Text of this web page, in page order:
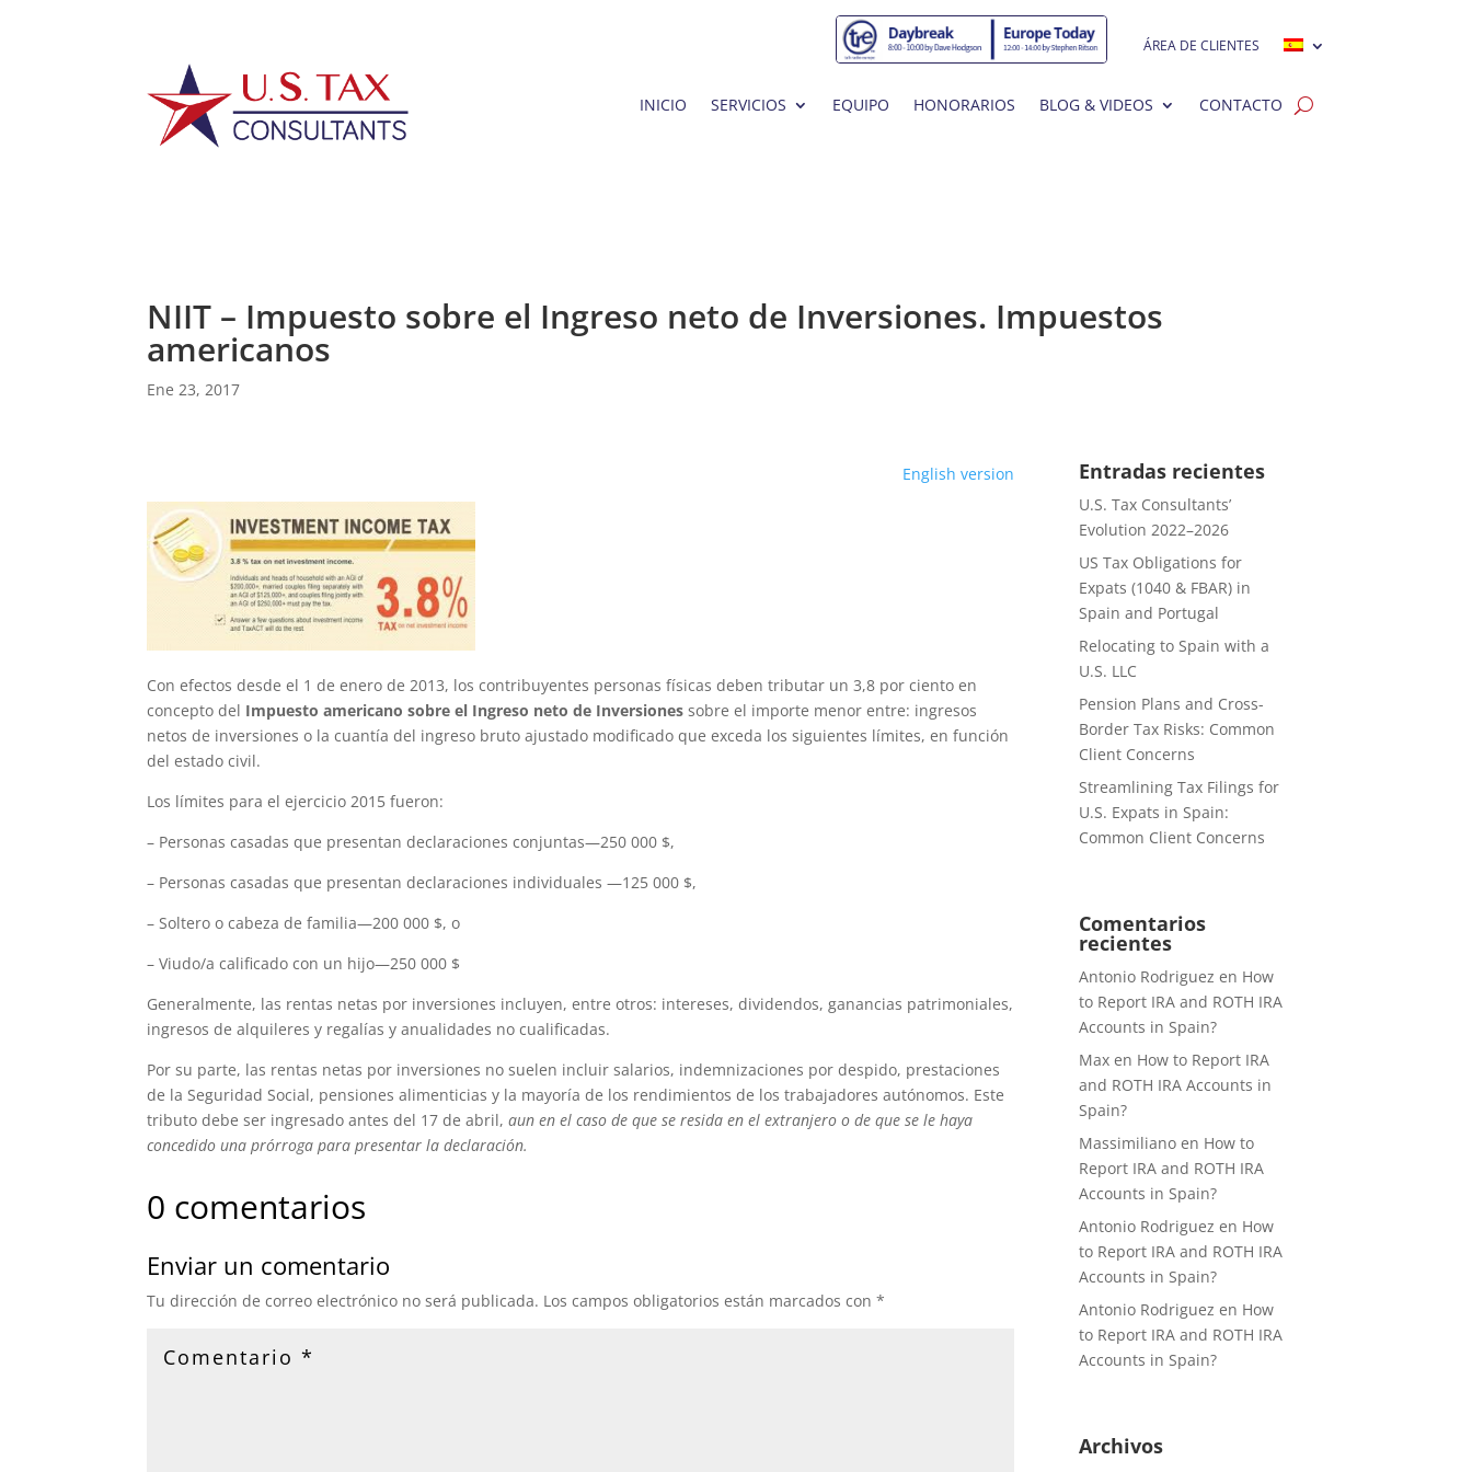
ÁREA DE CLIENTES
INICIO SERVICIOS EQUIPO HONORARIOS BLOG & VIDEOS CONTACTO
NIIT – Impuesto sobre el Ingreso neto de Inversiones. Impuestos
americanos
Ene 23, 2017
English version
Con efectos desde el 1 de enero de 2013, los contribuyentes personas físicas deben tributar un 3,8 por ciento en
concepto del Impuesto americano sobre el Ingreso neto de Inversionessobre el importe menor entre: ingresos
netos de inversiones o la cuantía del ingreso bruto ajustado modificado que exceda los siguientes límites, en función
del estado civil.
Los límites para el ejercicio 2015 fueron:
– Personas casadas que presentan declaraciones conjuntas—250 000 $,
– Personas casadas que presentan declaraciones individuales —125 000 $,
– Soltero o cabeza de familia—200 000 $, o
– Viudo/a calificado con un hijo—250 000 $
Generalmente, las rentas netas por inversiones incluyen, entre otros: intereses, dividendos, ganancias patrimoniales,
ingresos de alquileres y regalías y anualidades no cualificadas.
Por su parte, las rentas netas por inversiones no suelen incluir salarios, indemnizaciones por despido, prestaciones
de la Seguridad Social, pensiones alimenticias y la mayoría de los rendimientos de los trabajadores autónomos. Este
tributo debe ser ingresado antes del 17 de abril,aun en el caso de que se resida en el extranjero o de que se le haya
concedido una prórroga para presentar la declaración.
0 comentarios
Enviar un comentario
Tu dirección de correo electrónico no será publicada. Los campos obligatorios están marcados con*
Entradas recientes
U.S. Tax Consultants’
Evolution 2022–2026
US Tax Obligations for
Expats (1040 & FBAR) in
Spain and Portugal
Relocating to Spain with a
U.S. LLC
Pension Plans and Cross-
Border Tax Risks: Common
Client Concerns
Streamlining Tax Filings for
U.S. Expats in Spain:
Common Client Concerns
Comentarios
recientes
Antonio Rodriguez en How
to Report IRA and ROTH IRA
Accounts in Spain?
Max en How to Report IRA
and ROTH IRA Accounts in
Spain?
Massimiliano en How to
Report IRA and ROTH IRA
Accounts in Spain?
Antonio Rodriguez en How
to Report IRA and ROTH IRA
Accounts in Spain?
Antonio Rodriguez en How
to Report IRA and ROTH IRA
Accounts in Spain?
Archivos